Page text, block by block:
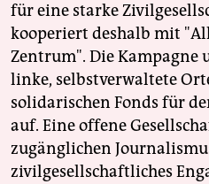
für eine starke
kooperiert deshalb mit
Zentrum". Die Kampagne
linke, selbstverwaltete
solidarischen Fonds für
auf. Eine offene
zugänglichen
zivilgesellschaftliches